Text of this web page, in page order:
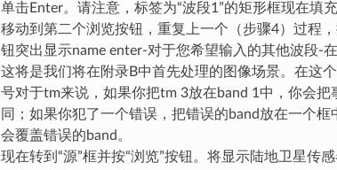
单击Enter。请注意，标签为“波段1”的矩形框现在填
移动到第二个浏览按钮，重复上一个（步骤4）过程
钮突出显示name enter-对于您希望输入的其他波段-
这将是我们将在附录B中首先处理的图像场景。在这
号对于tm来说，如果你把tm 3放在band 1中，你会
同；如果你犯了一个错误，把错误的band放在一个
会覆盖错误的band。
现在转到“源”框并按“浏览”按钮。将显示陆地卫星传